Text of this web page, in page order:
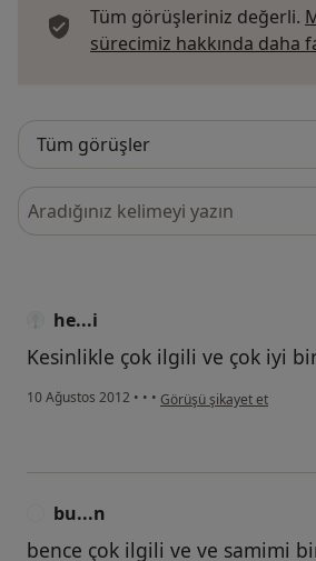
Tüm görüşleriniz değerli.
sürecimiz hakkında daha
Görüşler içerisinde ara
he...i
Kesinlikle çok ilgili ve çok iyi
10 Ağustos 2012 • • • kullanıcının görüşüne
Görüşü şikayet et
bu...n
bence çok ilgili ve ve samimi